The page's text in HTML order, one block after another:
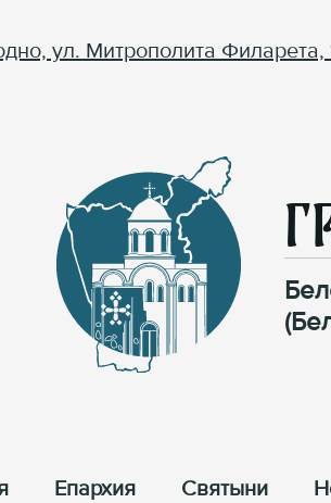
ул. Митрополита Филарета,
Епархия Cвятыни